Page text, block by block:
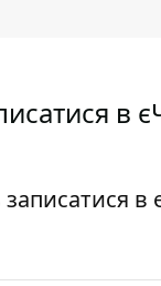
в
в